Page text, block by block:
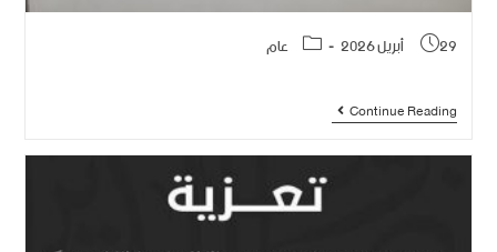
29 أبريل 2026 عام
Continue Reading